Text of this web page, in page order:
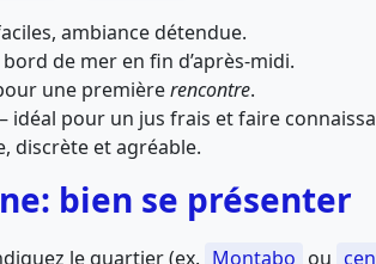
ambiance détendue.
de mer en fin d’après-midi.
une premièrerencontre.
idéal pour un jus frais et faire
discrète et agréable.
bien se présenter
le quartier (ex. Montabo ou